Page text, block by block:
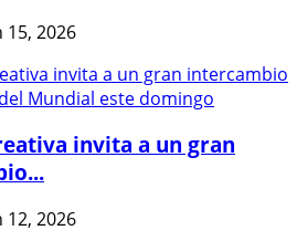
15, 2026
invita a un gran
12, 2026